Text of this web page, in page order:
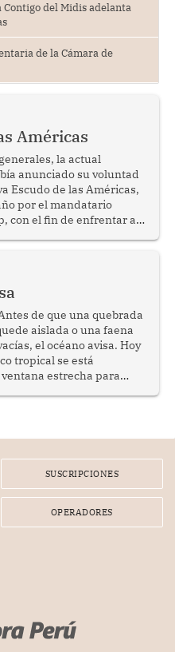
del Midis adelanta
de la Cámara de
Américas
la actual
anunciado su voluntad
Escudo de las Américas,
por el mandatario
con el fin de enfrentar al
de que una quebrada
aislada o una faena
el océano avisa. Hoy
tropical se está
estrecha para
SUSCRIPCIONES
OPERADORES